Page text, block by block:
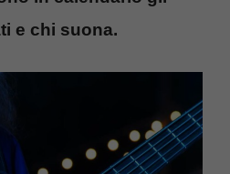
e chi suona.